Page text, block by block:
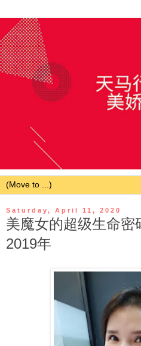
Saturday, April 11, 2020
美魔女的超级生命密
2019年